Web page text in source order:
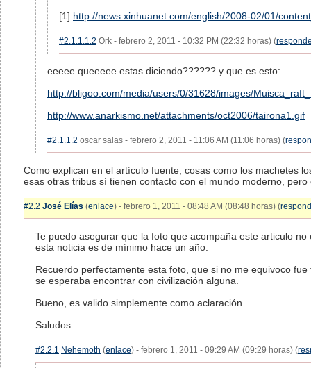
[1] http://news.xinhuanet.com/english/2008-02/01/
#2.1.1.1.2 Ork - febrero 2, 2011 - 10:32 PM (22:32 horas) (
eeeee queeeee estas diciendo?????? y que es esto:
http://bligoo.com/media/users/0/31628/images/
http://www.anarkismo.net/attachments/oct2006/tairona1.gif
#2.1.1.2 oscar salas - febrero 2, 2011 - 11:06 AM (11:06 horas) (
Como explican en el artículo fuente, cosas como los machetes
esas otras tribus sí tienen contacto con el mundo moderno,
#2.2 José Elías (enlace) - febrero 1, 2011 - 08:48 AM (08:48 horas) (
Te puedo asegurar que la foto que acompaña este articulo
esta noticia es de mínimo hace un año.
Recuerdo perfectamente esta foto, que si no me equivoco
se esperaba encontrar con civilización alguna.
Bueno, es valido simplemente como aclaración.
Saludos
#2.2.1 Nehemoth (enlace) - febrero 1, 2011 - 09:29 AM (09:29 horas) (